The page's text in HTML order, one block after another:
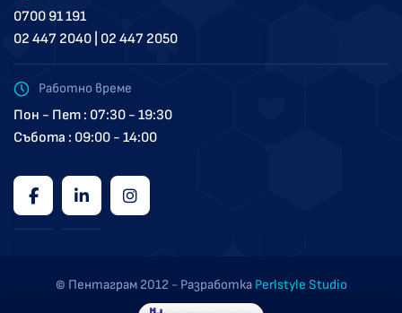
0700 91 191
02 447 2040 | 02 447 2050
Работно време
Пон - Пет : 07:30 - 19:30
Събота : 09:00 - 14:00
© Пентаграм 2012 - Разработка Perlstyle Studio